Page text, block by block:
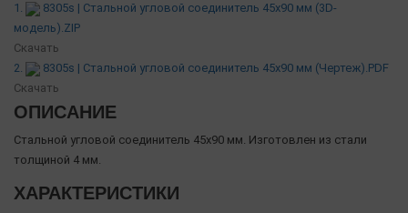
1.
8305s | Стальной угловой соединитель 45х90 мм (3D-
модель).ZIP
Скачать
2.
8305s | Стальной угловой соединитель 45х90 мм (Чертеж).PDF
Скачать
ОПИСАНИЕ
Стальной угловой соединитель 45х90 мм. Изготовлен из стали
толщиной 4 мм.
ХАРАКТЕРИСТИКИ